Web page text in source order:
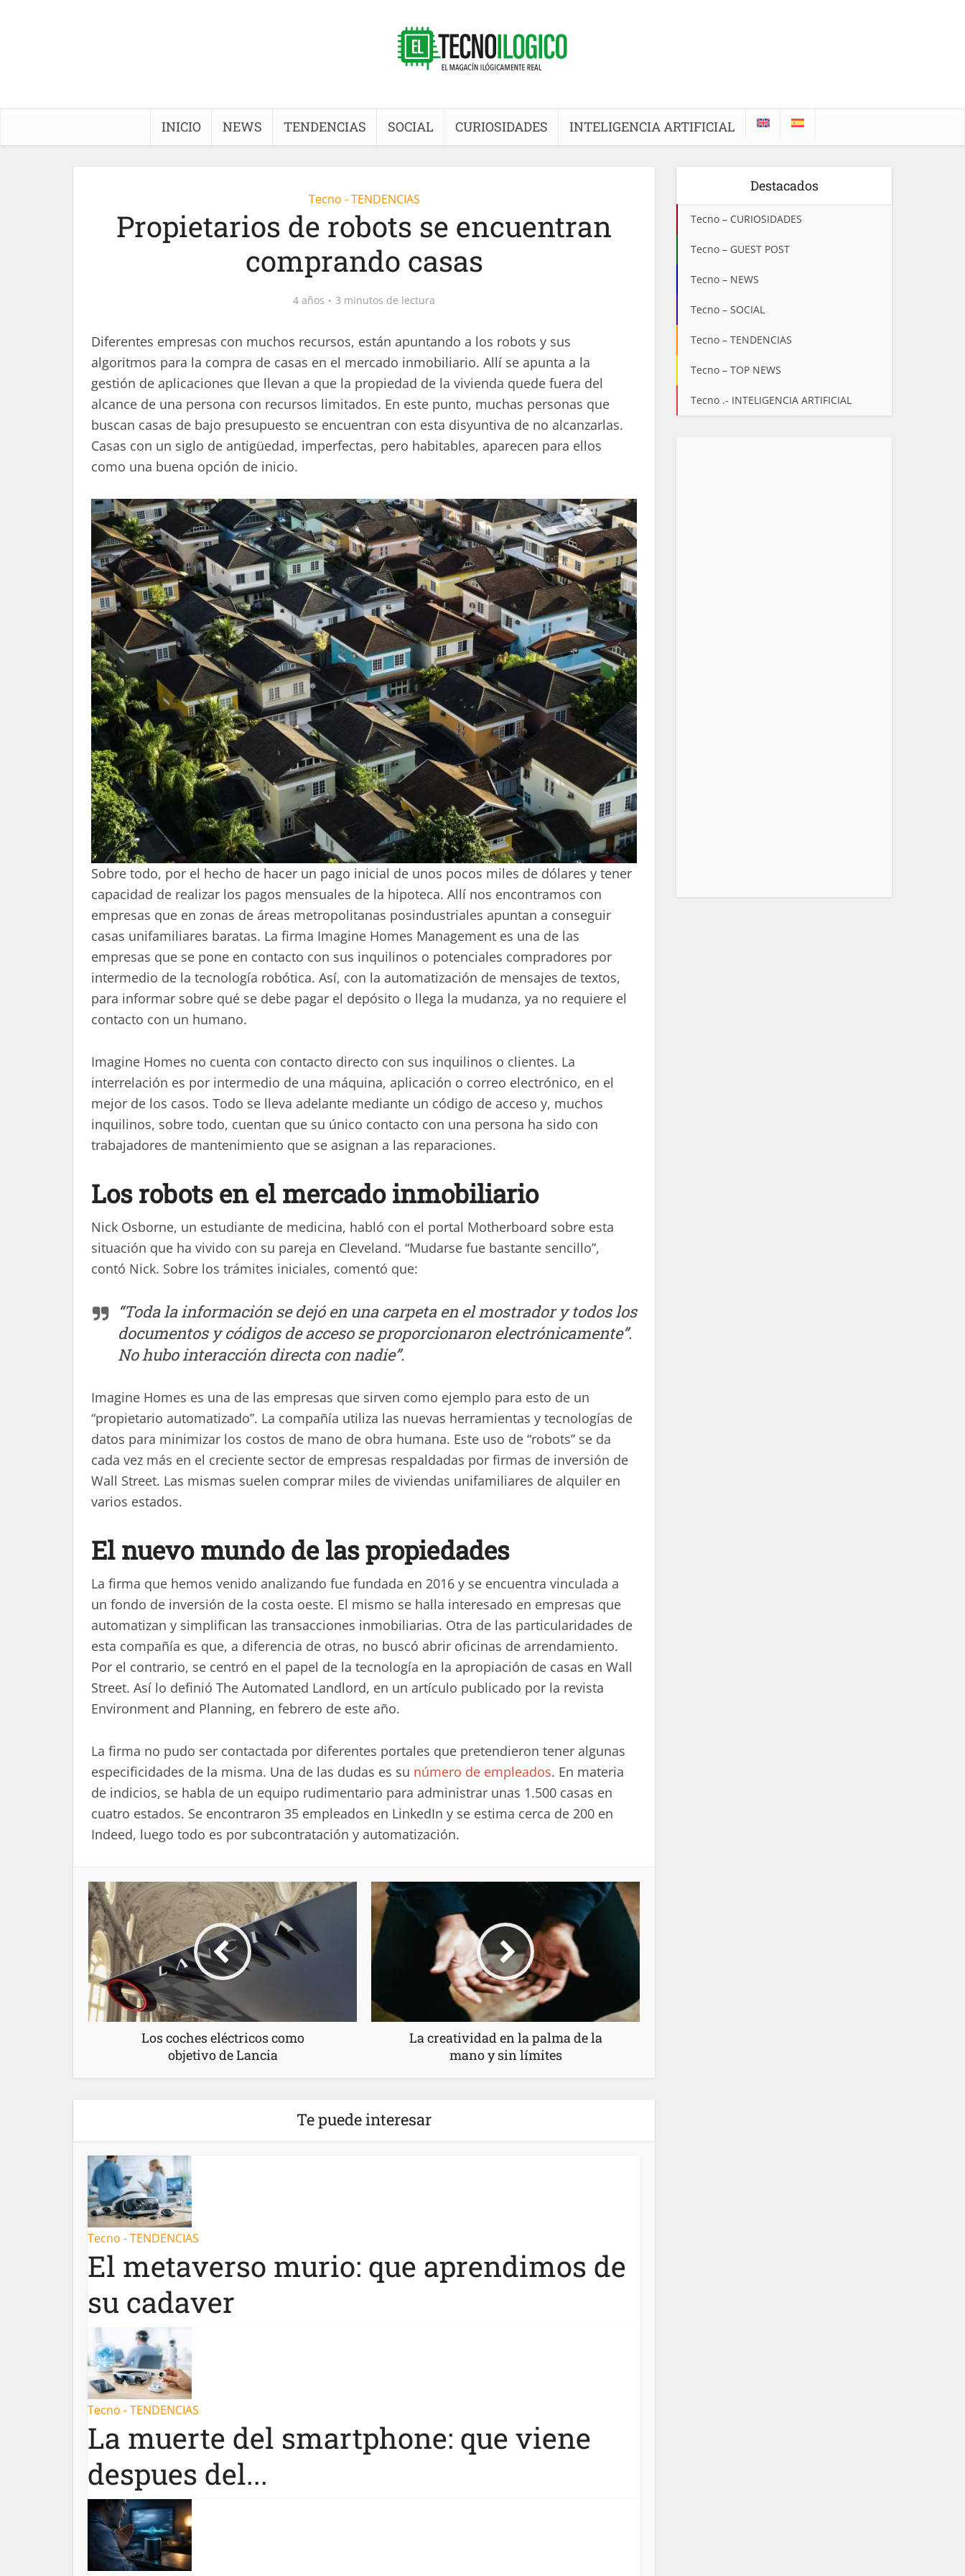
INICIO NEWS TENDENCIAS SOCIAL CURIOSIDADES INTELIGENCIA ARTIFICIAL
Tecno - TENDENCIAS
Propietarios de robots se encuentran
comprando casas
4 años 3 minutos de lectura
Diferentes empresas con muchos recursos, están apuntando a los robots y sus
algoritmos para la compra de casas en el mercado inmobiliario. Allí se apunta a la
gestión de aplicaciones que llevan a que la propiedad de la vivienda quede fuera del
alcance de una persona con recursos limitados. En este punto, muchas personas que
buscan casas de bajo presupuesto se encuentran con esta disyuntiva de no alcanzarlas.
Casas con un siglo de antigüedad, imperfectas, pero habitables, aparecen para ellos
como una buena opción de inicio.
Sobre todo, por el hecho de hacer un pago inicial de unos pocos miles de dólares y tener
capacidad de realizar los pagos mensuales de la hipoteca. Allí nos encontramos con
empresas que en zonas de áreas metropolitanas posindustriales apuntan a conseguir
casas unifamiliares baratas. La firma Imagine Homes Management es una de las
empresas que se pone en contacto con sus inquilinos o potenciales compradores por
intermedio de la tecnología robótica. Así, con la automatización de mensajes de textos,
para informar sobre qué se debe pagar el depósito o llega la mudanza, ya no requiere el
contacto con un humano.
Imagine Homes no cuenta con contacto directo con sus inquilinos o clientes. La
interrelación es por intermedio de una máquina, aplicación o correo electrónico, en el
mejor de los casos. Todo se lleva adelante mediante un código de acceso y, muchos
inquilinos, sobre todo, cuentan que su único contacto con una persona ha sido con
trabajadores de mantenimiento que se asignan a las reparaciones.
Los robots en el mercado inmobiliario
Nick Osborne, un estudiante de medicina, habló con el portal Motherboard sobre esta
situación que ha vivido con su pareja en Cleveland. “Mudarse fue bastante sencillo”,
contó Nick. Sobre los trámites iniciales, comentó que:
“Toda la información se dejó en una carpeta en el mostrador y todos los
documentos y códigos de acceso se proporcionaron electrónicamente”.
No hubo interacción directa con nadie”.
Imagine Homes es una de las empresas que sirven como ejemplo para esto de un
“propietario automatizado”. La compañía utiliza las nuevas herramientas y tecnologías de
datos para minimizar los costos de mano de obra humana. Este uso de “robots” se da
cada vez más en el creciente sector de empresas respaldadas por firmas de inversión de
Wall Street. Las mismas suelen comprar miles de viviendas unifamiliares de alquiler en
varios estados.
El nuevo mundo de las propiedades
La firma que hemos venido analizando fue fundada en 2016 y se encuentra vinculada a
un fondo de inversión de la costa oeste. El mismo se halla interesado en empresas que
automatizan y simplifican las transacciones inmobiliarias. Otra de las particularidades de
esta compañía es que, a diferencia de otras, no buscó abrir oficinas de arrendamiento.
Por el contrario, se centró en el papel de la tecnología en la apropiación de casas en Wall
Street. Así lo definió The Automated Landlord, en un artículo publicado por la revista
Environment and Planning, en febrero de este año.
La firma no pudo ser contactada por diferentes portales que pretendieron tener algunas
especificidades de la misma. Una de las dudas es su número de empleados. En materia
de indicios, se habla de un equipo rudimentario para administrar unas 1.500 casas en
cuatro estados. Se encontraron 35 empleados en LinkedIn y se estima cerca de 200 en
Indeed, luego todo es por subcontratación y automatización.
Los coches eléctricos como
objetivo de Lancia
La creatividad en la palma de la
mano y sin límites
Te puede interesar
Tecno - TENDENCIAS
El metaverso murio: que aprendimos de
su cadaver
Tecno - TENDENCIAS
La muerte del smartphone: que viene
despues del...
Destacados
Tecno – CURIOSIDADES
Tecno – GUEST POST
Tecno – NEWS
Tecno – SOCIAL
Tecno – TENDENCIAS
Tecno – TOP NEWS
Tecno .- INTELIGENCIA ARTIFICIAL